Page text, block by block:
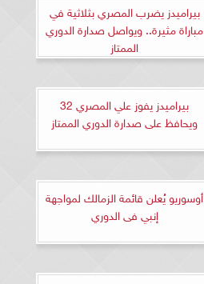
بيراميدز يضرب المصري بثلاثية في
مباراة مثيرة.. ويواصل صدارة الدوري
الممتاز
بيراميدز يفوز علي المصري 32
ويحافظ على صدارة الدوري الممتاز
أوسوريو يُعلن قائمة الزمالك لمواجهة
إنبي فى الدوري